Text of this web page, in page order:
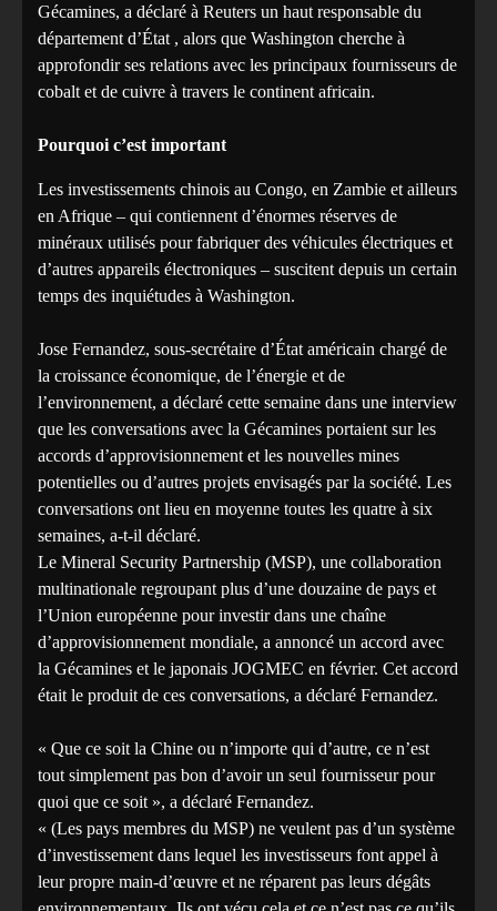
Gécamines, a déclaré à Reuters un haut responsable du
département d’État , alors que Washington cherche à
approfondir ses relations avec les principaux fournisseurs de
cobalt et de cuivre à travers le continent africain.
Pourquoi c’est important
Les investissements chinois au Congo, en Zambie et ailleurs
en Afrique – qui contiennent d’énormes réserves de
minéraux utilisés pour fabriquer des véhicules électriques et
d’autres appareils électroniques – suscitent depuis un certain
temps des inquiétudes à Washington.
Jose Fernandez, sous-secrétaire d’État américain chargé de
la croissance économique, de l’énergie et de
l’environnement, a déclaré cette semaine dans une interview
que les conversations avec la Gécamines portaient sur les
accords d’approvisionnement et les nouvelles mines
potentielles ou d’autres projets envisagés par la société. Les
conversations ont lieu en moyenne toutes les quatre à six
semaines, a-t-il déclaré.
Le Mineral Security Partnership (MSP), une collaboration
multinationale regroupant plus d’une douzaine de pays et
l’Union européenne pour investir dans une chaîne
d’approvisionnement mondiale, a annoncé un accord avec
la Gécamines et le japonais JOGMEC en février. Cet accord
était le produit de ces conversations, a déclaré Fernandez.
« Que ce soit la Chine ou n’importe qui d’autre, ce n’est
tout simplement pas bon d’avoir un seul fournisseur pour
quoi que ce soit », a déclaré Fernandez.
« (Les pays membres du MSP) ne veulent pas d’un système
d’investissement dans lequel les investisseurs font appel à
leur propre main-d’œuvre et ne réparent pas leurs dégâts